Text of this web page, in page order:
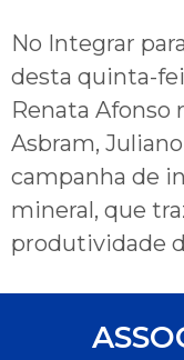
No Integrar
desta quinta-
Renata Afonso
Asbram,
campanha de
mineral, que
produtividade